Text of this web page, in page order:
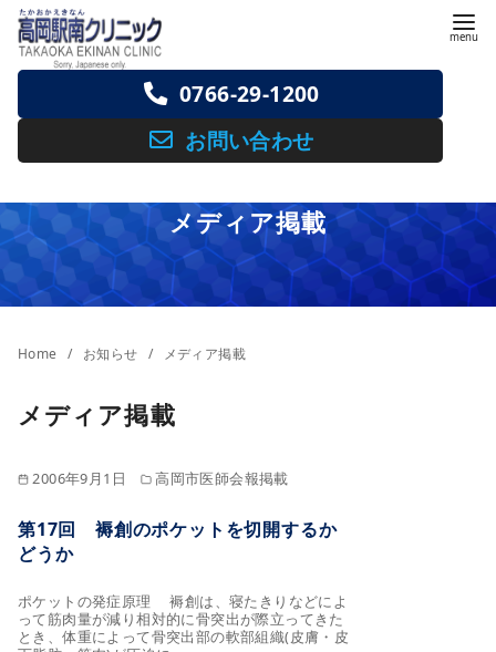
動
0766-29-1200
お問い合わせ
メディア掲載
Home お知らせ メディア掲載
メディア掲載
2006年9月1日 高岡市医師会報掲載
第17回 褥創のポケットを切開するか
どうか
ポケットの発症原理 褥創は、寝たきりなどによ
って筋肉量が減り相対的に骨突出が際立ってきた
とき、体重によって骨突出部の軟部組織(皮膚・皮